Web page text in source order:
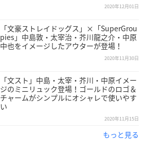
2020年12月01日
「文豪ストレイドッグス」×「SuperGrou
pies」中島敦・太宰治・芥川龍之介・中原
中也をイメージしたアウターが登場！
2020年11月30日
「文スト」中島・太宰・芥川・中原イメー
ジのミニリュック登場！ゴールドのロゴ＆
チャームがシンプルにオシャレで使いやす
い
2020年11月15日
もっと見る